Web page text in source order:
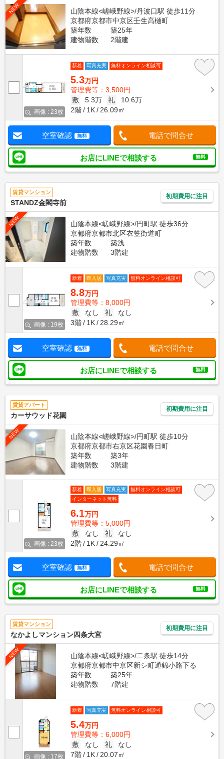
NEW
山陰本線<嵯峨野線>/丹波口駅 徒歩11分
京都府京都市中京区壬生高樋町
築年数
築25年
建物階数
2階建
画像 : 23枚
新着 写真充実 無料オンライン相談可
5.3万円
管理費等：3,500円
敷
5.3万 礼
10.6万
2階
1K 26.09㎡
空室確認 無料 電話で問合せ
お店にLINEで相談する 無料
賃貸マンション
STANDZ金閣寺前
初期費用に注目
NEW
山陰本線<嵯峨野線>/円町駅 徒歩36分
京都府京都市北区衣笠街道町
築年数
築浅
建物階数
3階建
画像 : 19枚
新着 即入居 写真充実 無料オンライン相談可
8.8万円
管理費等：8,000円
敷
なし 礼
なし
3階
1K 28.29㎡
空室確認 無料 電話で問合せ
お店にLINEで相談する 無料
賃貸アパート
カーサウッド花園
初期費用に注目
NEW
山陰本線<嵯峨野線>/円町駅 徒歩10分
京都府京都市右京区花園春日町
築年数
築3年
建物階数
3階建
画像 : 23枚
新着 即入居 写真充実
無料オンライン相談可
インターネット無料
6.1万円
管理費等：5,000円
敷
なし 礼
なし
2階
1K 24.29㎡
空室確認 無料 電話で問合せ
お店にLINEで相談する 無料
賃貸マンション
なかよしマンション四条大宮
初期費用に注目
NEW
山陰本線<嵯峨野線>/二条駅 徒歩14分
京都府京都市中京区新シ町通錦小路下る
築年数
築25年
建物階数
7階建
画像 : 17枚
新着 写真充実 無料オンライン相談可
5.4万円
管理費等：6,000円
敷
なし 礼
なし
7階
1K 20.07㎡